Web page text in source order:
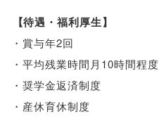
【待遇・福利厚生】
・賞与年2回
・平均残業時間月10時間程度
・奨学金返済制度
・産休育休制度